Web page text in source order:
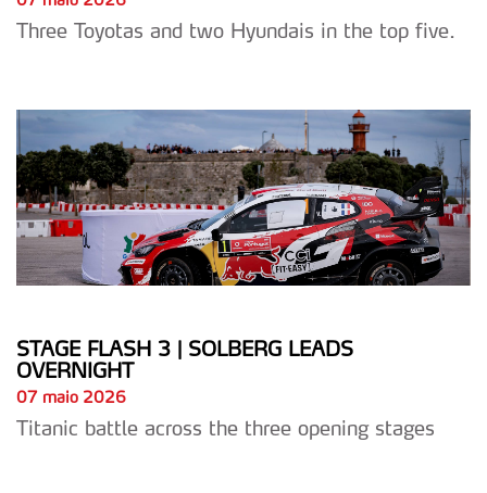
dados pessoais serão realizadas apenas com o seu
consentimento e quando tal se afigure estritamente
Realçamos que o bloqueio de certo tipo de Cookies e
tecnologias similares pode ter impacto na sua
experiência de navegação no Website e nos serviços
disponibilizados.
Consulte a política de cookies do site.
Three Toyotas and two Hyundais in the top five.
STAGE FLASH 3 | SOLBERG LEADS
OVERNIGHT
07 maio 2026
Titanic battle across the three opening stages